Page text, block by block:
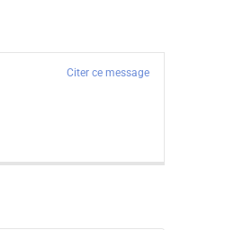
Citer ce message